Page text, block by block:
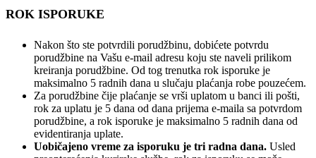
ROK ISPORUKE
Nakon što ste potvrdili porudžbinu, dobićete potvrdu
porudžbine na Vašu e-mail adresu koju ste naveli prilikom
kreiranja porudžbine. Od tog trenutka rok isporuke je
maksimalno 5 radnih dana u slučaju plaćanja robe pouzećem.
Za porudžbine čije plaćanje se vrši uplatom u banci ili pošti,
rok za uplatu je 5 dana od dana prijema e-maila sa potvrdom
porudžbine, a rok isporuke je maksimalno 5 radnih dana od
evidentiranja uplate.
Uobičajeno vreme za isporuku je tri radna dana. Usled